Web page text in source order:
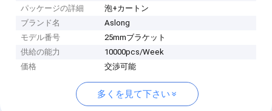
パッケージの詳細
泡+カートン
ブランド名
Aslong
モデル番号
25mmブラケット
供給の能力
10000pcs/Week
価格
交渉可能
多くを見て下さい